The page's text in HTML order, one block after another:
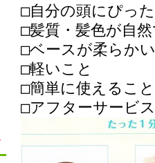
□自分の頭にぴっ
□髪質・髪色が自
□ベースが柔らか
□軽いこと
□簡単に使えること
□アフターサービ